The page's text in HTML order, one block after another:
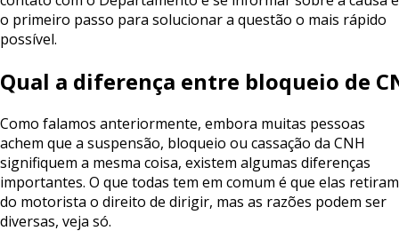
o primeiro passo para solucionar a questão o mais rápido
possível.
Qual a diferença entre bloqueio de
Como falamos anteriormente, embora muitas pessoas
achem que a suspensão, bloqueio ou cassação da CNH
signifiquem a mesma coisa, existem algumas diferenças
importantes. O que todas tem em comum é que elas retiram
do motorista o direito de dirigir, mas as razões podem ser
diversas, veja só.